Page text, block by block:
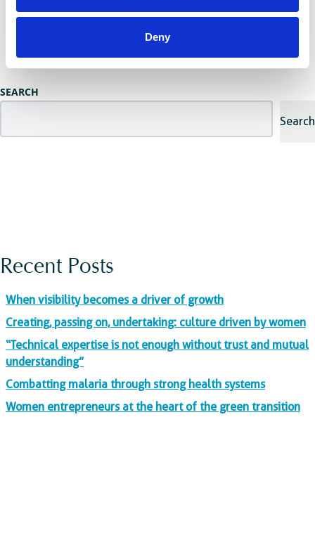
Deny
Posts
Older posts
SEARCH
Search
Recent Posts
When visibility becomes a driver of growth
Creating, passing on, undertaking: culture driven by women
“Technical expertise is not enough without trust and mutual
understanding”
Combatting malaria through strong health systems
Women entrepreneurs at the heart of the green transition